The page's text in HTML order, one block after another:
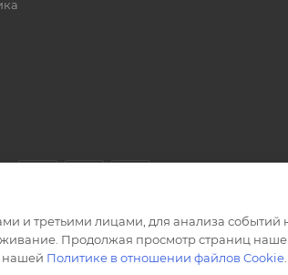
и третьими лицами, для анализа событий
Продолжая просмотр страниц
нашей Политике в отношении файлов Cookie